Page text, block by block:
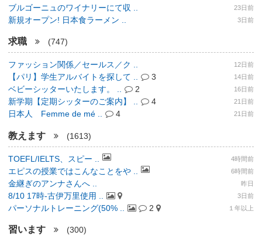
ブルゴーニュのワイナリーにて収 .. 23日前
新規オープン! 日本食ラーメン .. 3日前
求職 (747)
ファッション関係／セールス／ク .. 12日前
【パリ】学生アルバイトを探して .. 3 14日前
ベビーシッターいたします。 .. 2 16日前
新学期【定期シッターのご案内】 .. 4 21日前
日本人 Femme de mé .. 4 21日前
教えます (1613)
TOEFL/IELTS、スピー .. 4時間前
エピスの授業ではこんなことをや .. 6時間前
金継ぎのアンナさんへ .. 昨日
8/10 17時-古伊万里使用 .. 3日前
パーソナルトレーニング(50% .. 2 １年以上
習います (300)